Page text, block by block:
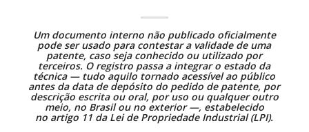
Um documento interno não publicado oficialmente
pode ser usado para contestar a validade de uma
patente, caso seja conhecido ou utilizado por
terceiros. O registro passa a integrar o estado da
técnica — tudo aquilo tornado acessível ao público
antes da data de depósito do pedido de patente, por
descrição escrita ou oral, por uso ou qualquer outro
meio, no Brasil ou no exterior —, estabelecido
no artigo 11 da Lei de Propriedade Industrial (LPI).